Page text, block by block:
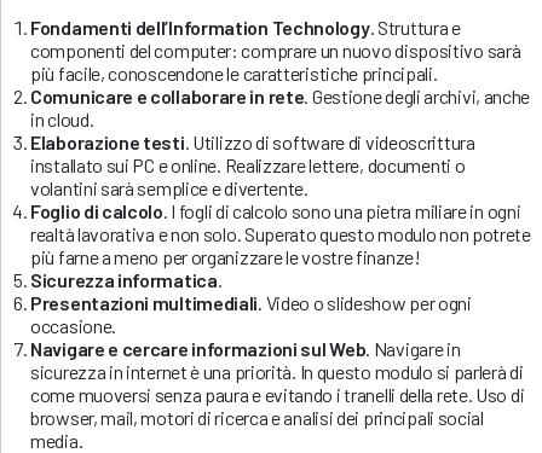
Fondamenti dell’Information Technology. Struttura e
componenti del computer: comprare un nuovo dispositivo sarà
più facile, conoscendone le caratteristiche principali.
Comunicare e collaborare in rete . Gestione degli archivi, anche
in cloud.
Elaborazione testi . Utilizzo di software di videoscrittura
installato sui PC e online. Realizzare lettere, documenti o
volantini sarà semplice e divertente.
Foglio di calcolo . I fogli di calcolo sono una pietra miliare in ogni
realtà lavorativa e non solo. Superato questo modulo non potrete
più farne a meno per organizzare le vostre finanze!
Sicurezza informatica
Presentazioni multimediali . Video o slideshow per ogni
occasione.
Navigare e cercare informazioni sul Web . Navigare in
sicurezza in internet è una priorità. In questo modulo si parlerà di
come muoversi senza paura e evitando i tranelli della rete. Uso di
browser, mail, motori di ricerca e analisi dei principali social
media.